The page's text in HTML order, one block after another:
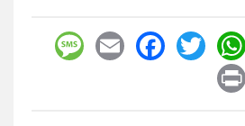
מוחמד סביחאת
תעבורה
WhatsApp
Twitter
Facebook
Email